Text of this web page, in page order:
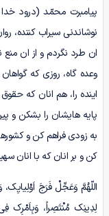
پیامبرت محمّد (درود
نوشاندنی سیراب کننده،
ان طرد نگردم و از ان منع
وعده گاه، روزی که
اینده را، هم انان که
پایه هایشان را بشکن و
به زودی فراهم کن و
کن و بر انان که با انان
اللّهُمَّ وَعَجِّلْ فَرَجَ اَوْلِیایِک،
لِدِینِک مُنْتَصِراً، وَبِاَمْرِک